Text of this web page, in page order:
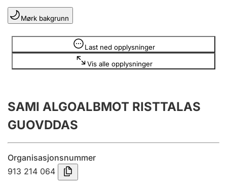
Lag og forening
Registrere, endre, slette
Årsregnskap
Innsending og forsinkelsesgebyr
Tinglysing
Mørk bakgrunn
Last ned opplysninger
Vis alle opplysninger
Opplysninger er skjult
SAMI ALGOALBMOT RISTTALAS
GUOVDDAS
Organisasjonsnummer
913 214 064